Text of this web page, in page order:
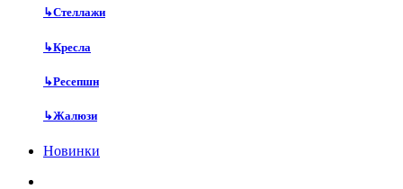
↳Стеллажи
↳Кресла
↳Ресепшн
↳Жалюзи
Новинки